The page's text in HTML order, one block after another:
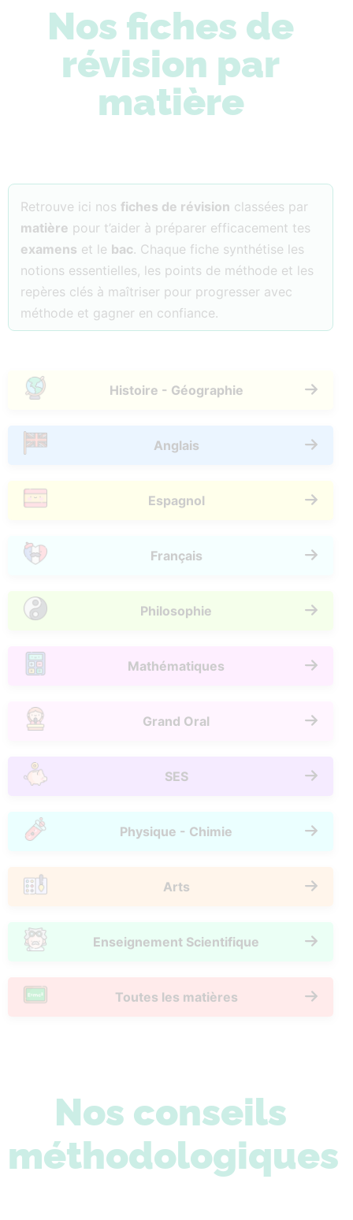
Nos fiches de
révision par
matière
Retrouve ici nos fiches de révision classées par
matière pour t’aider à préparer efficacement tes
examens et le bac. Chaque fiche synthétise les
notions essentielles, les points de méthode et les
repères clés à maîtriser pour progresser avec
méthode et gagner en confiance.
Histoire - Géographie
Anglais
Espagnol
Français
Philosophie
Mathématiques
Grand Oral
SES
Physique - Chimie
Arts
Enseignement Scientifique
Toutes les matières
Nos conseils
méthodologiques